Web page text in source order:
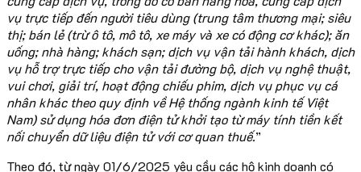
vụ trực tiếp đến người tiêu dùng (trung tâm thương mại; siêu
thị; bán lẻ (trừ ô tô, mô tô, xe máy và xe có động cơ khác); ăn
uống; nhà hàng; khách sạn; dịch vụ vận tải hành khách, dịch
vụ hỗ trợ trực tiếp cho vận tải đường bộ, dịch vụ nghệ thuật,
vui chơi, giải trí, hoạt động chiếu phim, dịch vụ phục vụ cá
nhân khác theo quy định về Hệ thống ngành kinh tế Việt
Nam) sử dụng hóa đơn điện tử khởi tạo từ máy tính tiền kết
nối chuyển dữ liệu điện tử với cơ quan thuế.”
Theo đó, từ ngày 01/6/2025 yêu cầu các hộ kinh doanh có